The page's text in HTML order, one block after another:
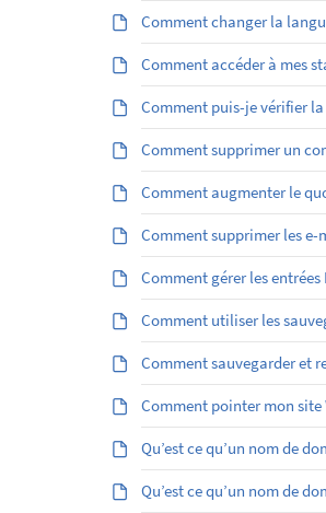
Comment changer la
Comment accéder à mes
Comment puis-je vérifier la
Comment supprimer un
Comment augmenter le
Comment supprimer les e-
Comment gérer les entrées
Comment utiliser les
Comment sauvegarder et
Comment pointer mon site
Qu’est ce qu’un nom de
Qu’est ­ce qu’un nom de